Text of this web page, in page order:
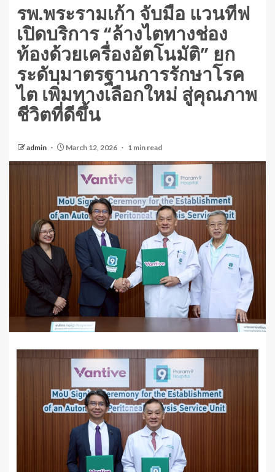
รพ.พระรามเก้า จับมือ แวนทีฟ
เปิดบริการ “ล้างไตทางช่อง
ท้องด้วยเครื่องอัตโนมัติ” ยก
ระดับมาตรฐานการรักษาโรค
ไต เพิ่มทางเลือกใหม่ สู่คุณภาพ
ชีวิตที่ดีขึ้น
admin March 12, 2026 1 min read